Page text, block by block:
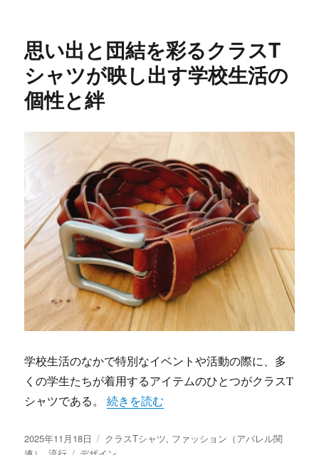
思い出と団結を彩るクラスT
シャツが映し出す学校生活の
個性と絆
学校生活のなかで特別なイベントや活動の際に、多
くの学生たちが着用するアイテムのひとつがクラスT
シャツである。“思い出と団結を彩るクラスTシャツが映
続きを読む
投
稿
2025年11月18日
カ
テ
クラスTシャツ, ファッション（アパレル関
タ